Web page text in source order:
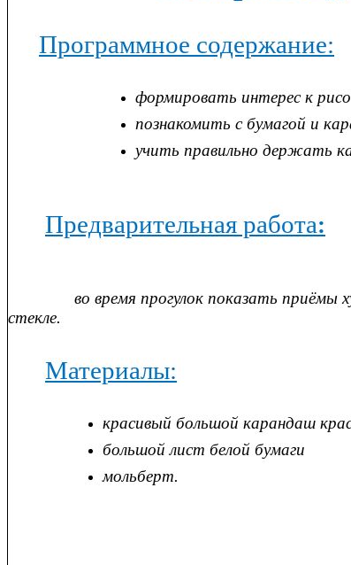
Программное содержание:
формировать интерес к
познакомить с бумагой и
учить правильно держать
Предварительная работа:
во время прогулок показать приёмы
стекле.
Материалы:
красивый большой карандаш
большой лист белой бумаги
мольберт.